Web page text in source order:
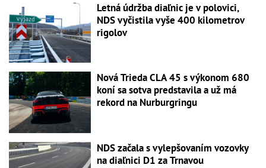
Letná údržba diaľnic je v polovici,
NDS vyčistila vyše 400 kilometrov
rigolov
Nová Trieda CLA 45 s výkonom 680
koní sa sotva predstavila a už má
rekord na Nurburgringu
NDS začala s vylepšovaním vozovky
na diaľnici D1 za Trnavou